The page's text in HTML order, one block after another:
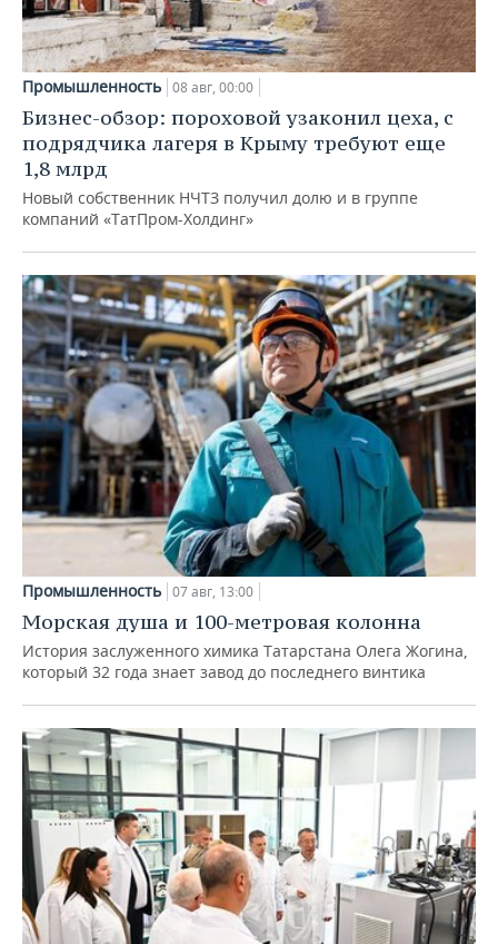
Промышленность 08 авг, 00:00
Бизнес-обзор: пороховой узаконил цеха, с
подрядчика лагеря в Крыму требуют еще
1,8 млрд
Новый собственник НЧТЗ получил долю и в группе
компаний «ТатПром-Холдинг»
Промышленность 07 авг, 13:00
Морская душа и 100-метровая колонна
История заслуженного химика Татарстана Олега Жогина,
который 32 года знает завод до последнего винтика